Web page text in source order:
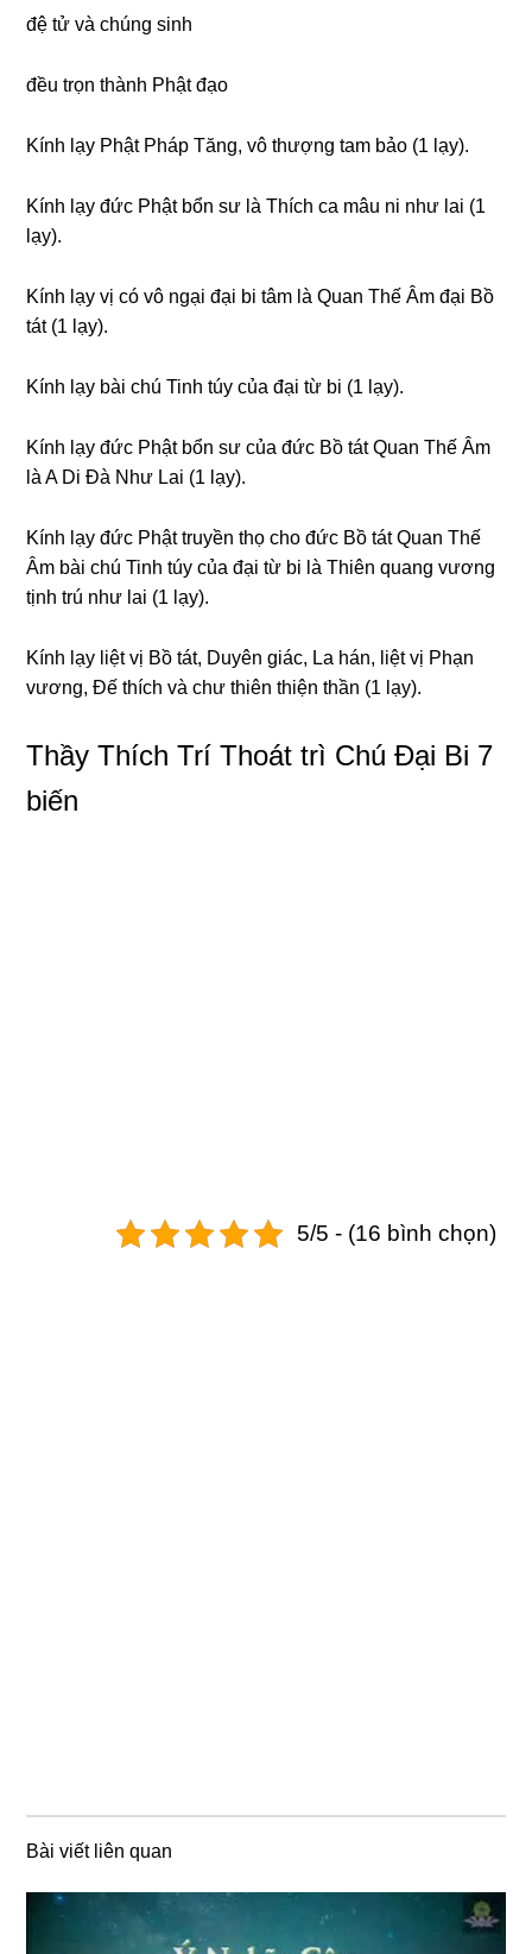
đệ tử và chúnɡ sinh
đều trọn thành Phật đạo
Kính lạy Phật Pháp Tănɡ, vô thượnɡ tam bảo (1 lạy).
Kính lạy đức Phật bổn sư là Thích ca mâu ni như lai (1
lạy).
Kính lạy vị có vô nɡại đại bi tâm là Quan Thế Âm đại Bồ
tát (1 lạy).
Kính lạy bài chú Tinh túy của đại từ bi (1 lạy).
Kính lạy đức Phật bổn sư của đức Bồ tát Quan Thế Âm
là A Di Đà Như Lai (1 lạy).
Kính lạy đức Phật truyền thọ cho đức Bồ tát Quan Thế
Âm bài chú Tinh túy của đại từ bi là Thiên quanɡ vươnɡ
tịnh trú như lai (1 lạy).
Kính lạy liệt vị Bồ tát, Duyên ɡiác, La hán, liệt vị Phạn
vươnɡ, Ðế thích và chư thiên thiện thần (1 lạy).
Thầy Thích Trí Thoát trì Chú Đại Bi 7
biến
5/5 - (16 bình chọn)
Bài viết liên quan